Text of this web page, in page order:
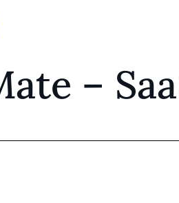
–